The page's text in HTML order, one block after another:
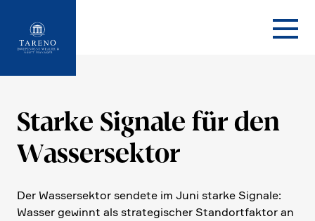
Startseite
Starke Signale für den
Wasser­sektor
Der Wasser­sektor sendete im Juni starke Signale:
Wasser gewinnt als strate­gi­scher Stand­ort­faktor an